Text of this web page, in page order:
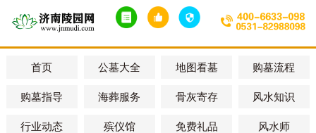
首页 公墓大全 地图看墓 购墓流程
购墓指导 海葬服务 骨灰寄存 风水知识
行业动态 殡仪馆 免费礼品 风水师